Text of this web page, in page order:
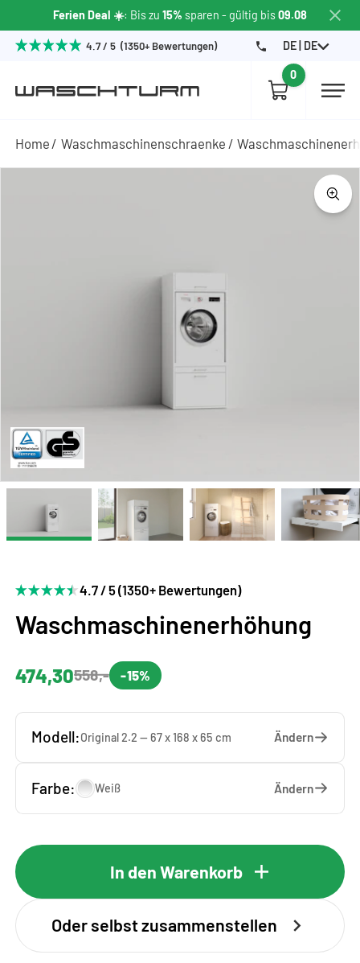
Ferien Deal ☀️: Bis zu 15% sparen - gültig bis09.08
4.7 / 5 (1350+ Bewertungen) DE | DE
0
Home Waschmaschinenschraenke
4.7 / 5 (1350+ Bewertungen)
Waschmaschinenerhöhung
474,30558,- -15%
Modell:Original 2.2 — 67 x 168 x 65 cm Ändern
Farbe: Weiß Ändern
In den Warenkorb
Oder selbst zusammenstellen